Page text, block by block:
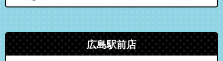
広島駅前店